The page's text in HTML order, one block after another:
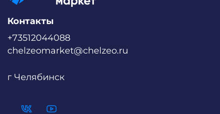
Контакты
+73512044088
chelzeomarket@chelzeo.ru
г Челябинск